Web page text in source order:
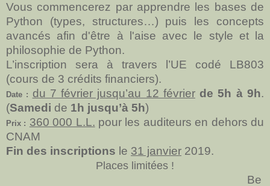
Vous commencerez par apprendre les bases de
Python (types, structures…) puis les concepts
avancés afin d'être à l'aise avec le style et la
philosophie de Python.
L’inscription sera à travers l’UE codé LB803
(cours de 3 crédits financiers).
Date : du 7 février jusqu’au 12 février de 5h à 9h.
(Samedi de 1h jusqu’à 5h)
Prix : 360 000 L.L. pour les auditeurs en dehors du
CNAM
Fin des inscriptions le 31 janvier 2019.
Places limitées !
Be